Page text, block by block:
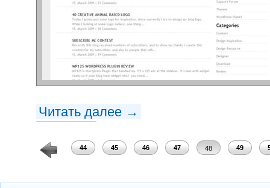
Читать далее →
43 44 45 46 47 48 49